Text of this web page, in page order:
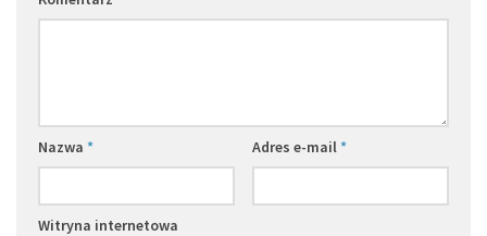
Nazwa * Adres e-mail*
Witryna internetowa